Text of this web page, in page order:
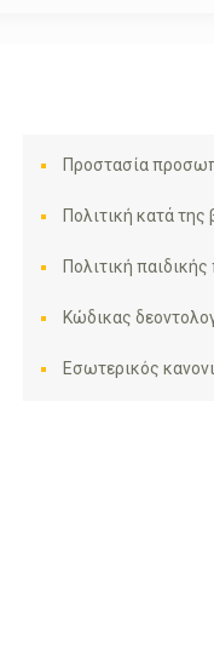
Προστασία
Πολιτική κατά της
Πολιτική
Κώδικας
Εσωτερικός